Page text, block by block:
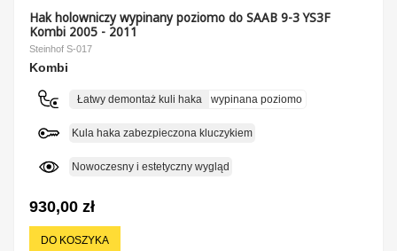
Hak holowniczy wypinany poziomo do SAAB 9-3 YS3F
Kombi 2005 - 2011
Steinhof S-017
Kombi
Łatwy demontaż kuli haka wypinana poziomo
Kula haka zabezpieczona kluczykiem
Nowoczesny i estetyczny wygląd
930,00 zł
DO KOSZYKA